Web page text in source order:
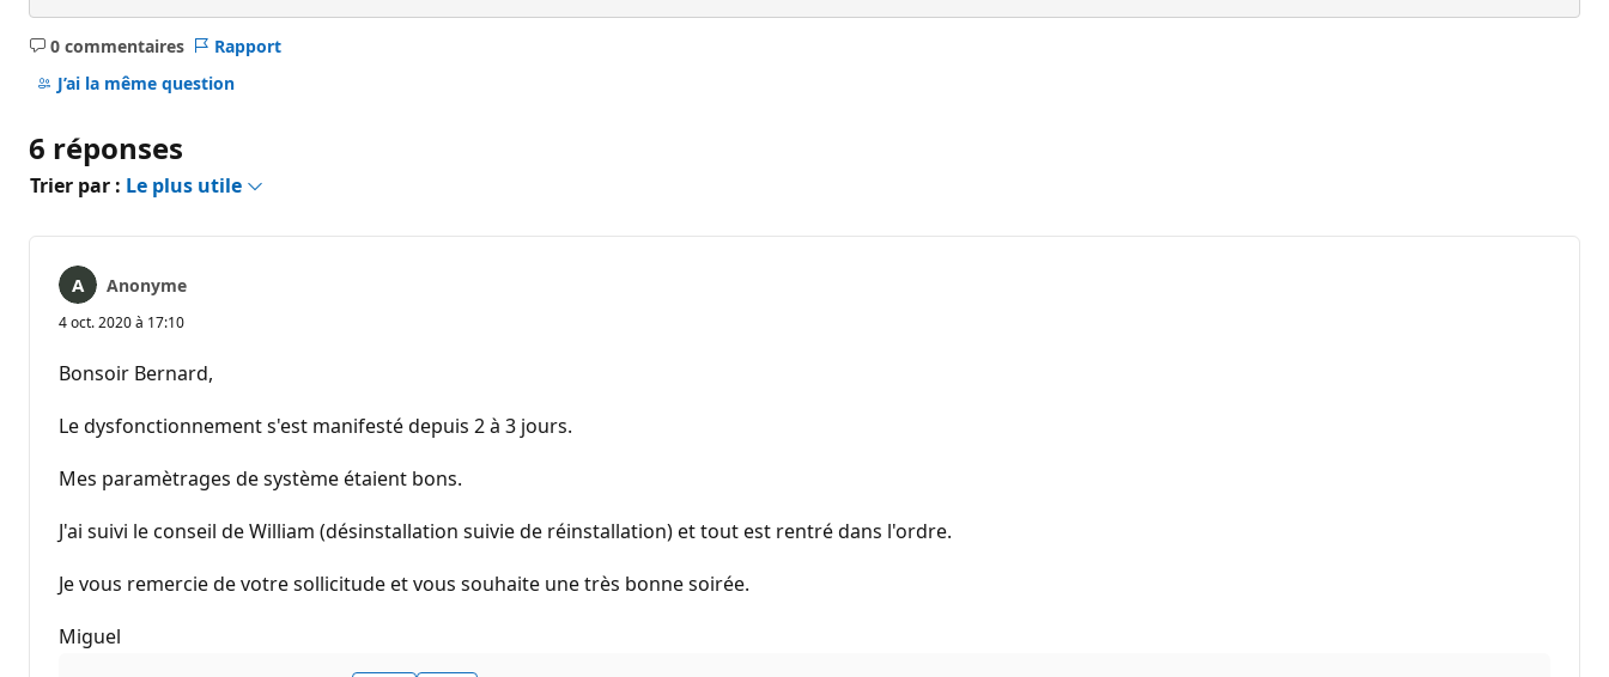
0 commentaires
Aucun
commentaire
Rapport
J’ai la même question
6 réponses
Trier par : Le plus utile
Anonyme
4 oct. 2020 à 17:10
Bonsoir Bernard,
Le dysfonctionnement s'est manifesté depuis 2 à 3 jours.
Mes paramètrages de système étaient bons.
J'ai suivi le conseil de William (désinstallation suivie de réinstallation) et tout est rentré dans l'ordre.
Je vous remercie de votre sollicitude et vous souhaite une très bonne soirée.
Miguel